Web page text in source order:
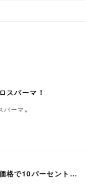
スパーマ！
ーマ〟
今日からポチトリ価格で10パーセントおふ！